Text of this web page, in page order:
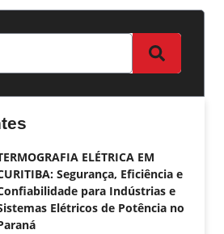
ELÉTRICA EM
Segurança, Eficiência e
para Indústrias e
Elétricos de Potência no